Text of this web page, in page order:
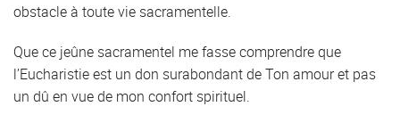
obstacle à toute vie sacramentelle.
Que ce jeûne sacramentel me fasse comprendre que
l’Eucharistie est un don surabondant de Ton amour et pas
un dû en vue de mon confort spirituel.